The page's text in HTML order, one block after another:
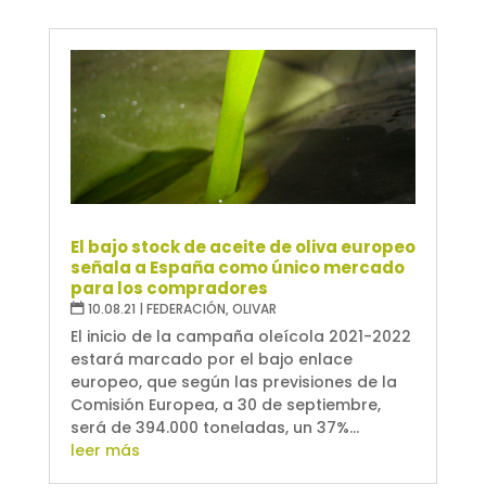
El bajo stock de aceite de oliva europeo
señala a España como único mercado
para los compradores
10.08.21 | FEDERACIÓN,OLIVAR
El inicio de la campaña oleícola 2021-2022
estará marcado por el bajo enlace
europeo, que según las previsiones de la
Comisión Europea, a 30 de septiembre,
será de 394.000 toneladas, un 37%...
leer más